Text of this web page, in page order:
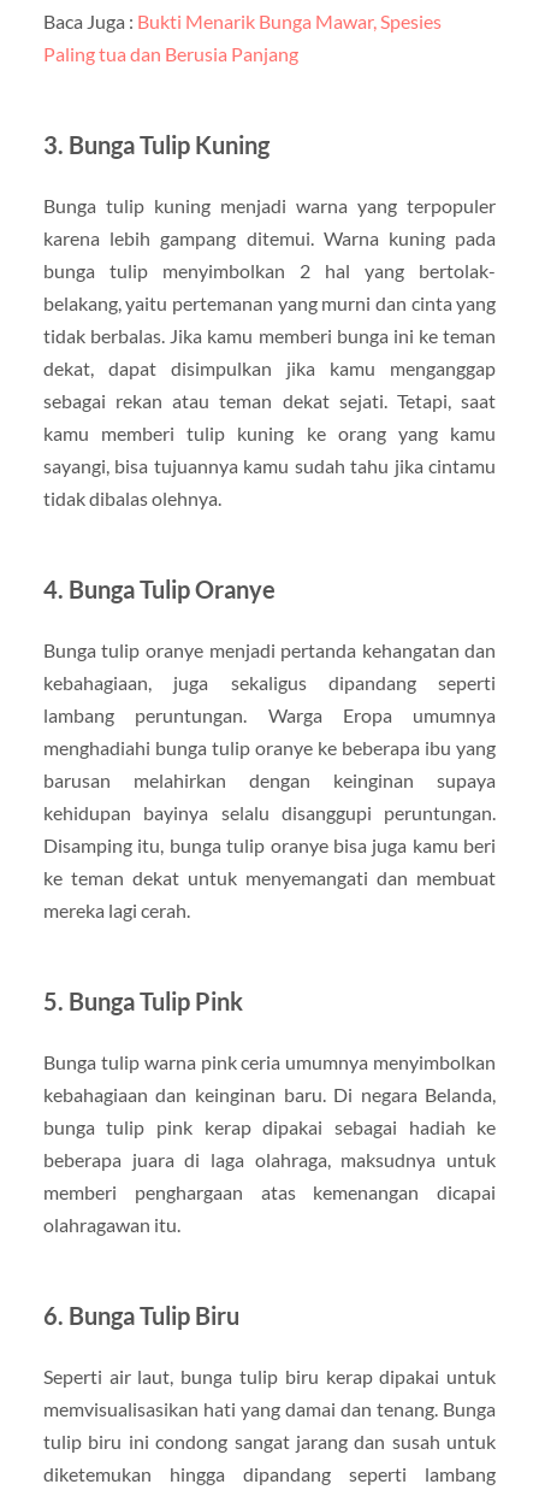
Baca Juga : Bukti Menarik Bunga Mawar, Spesies
Paling tua dan Berusia Panjang
3. Bunga Tulip Kuning
Bunga tulip kuning menjadi warna yang terpopuler
karena lebih gampang ditemui. Warna kuning pada
bunga tulip menyimbolkan 2 hal yang bertolak-
belakang, yaitu pertemanan yang murni dan cinta yang
tidak berbalas. Jika kamu memberi bunga ini ke teman
dekat, dapat disimpulkan jika kamu menganggap
sebagai rekan atau teman dekat sejati. Tetapi, saat
kamu memberi tulip kuning ke orang yang kamu
sayangi, bisa tujuannya kamu sudah tahu jika cintamu
tidak dibalas olehnya.
4. Bunga Tulip Oranye
Bunga tulip oranye menjadi pertanda kehangatan dan
kebahagiaan, juga sekaligus dipandang seperti
lambang peruntungan. Warga Eropa umumnya
menghadiahi bunga tulip oranye ke beberapa ibu yang
barusan melahirkan dengan keinginan supaya
kehidupan bayinya selalu disanggupi peruntungan.
Disamping itu, bunga tulip oranye bisa juga kamu beri
ke teman dekat untuk menyemangati dan membuat
mereka lagi cerah.
5. Bunga Tulip Pink
Bunga tulip warna pink ceria umumnya menyimbolkan
kebahagiaan dan keinginan baru. Di negara Belanda,
bunga tulip pink kerap dipakai sebagai hadiah ke
beberapa juara di laga olahraga, maksudnya untuk
memberi penghargaan atas kemenangan dicapai
olahragawan itu.
6. Bunga Tulip Biru
Seperti air laut, bunga tulip biru kerap dipakai untuk
memvisualisasikan hati yang damai dan tenang. Bunga
tulip biru ini condong sangat jarang dan susah untuk
diketemukan hingga dipandang seperti lambang